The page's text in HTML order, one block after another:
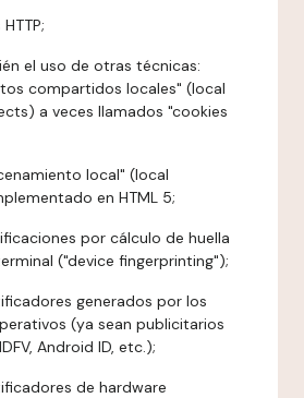
el uso de otras técnicas:
compartidos locales" (local
a veces llamados "cookies
local" (local
en HTML 5;
por cálculo de huella
("device fingerprinting");
generados por los
(ya sean publicitarios
Android ID, etc.);
de hardware